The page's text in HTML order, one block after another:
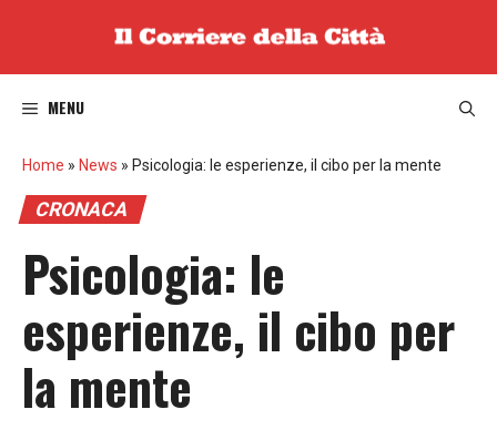
MENU
Home » News » Psicologia: le esperienze, il cibo per la mente
CRONACA
Psicologia: le
esperienze, il cibo per
la mente